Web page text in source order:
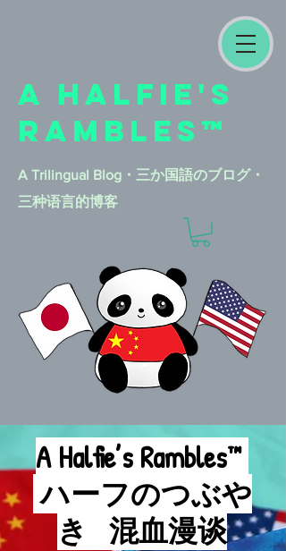
A HALFIE'S
RAMBLES™
A Trilingual Blog​・三か国語のブログ・
三种语言的博客
A Halfie’s Rambles™
ハーフのつぶや
き 混血漫谈